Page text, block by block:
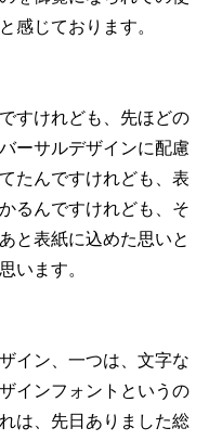
感じております。
すけれども、先ほどの
ーサルデザインに配慮
たんですけれども、表
るんですけれども、そ
と表紙に込めた思いと
います。
イン、一つは、文字な
インフォントというの
は、先日ありました総